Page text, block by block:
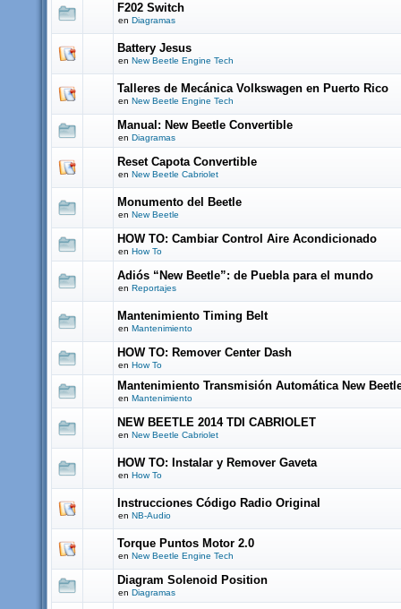
F202 Switch
en Diagramas
Battery Jesus
en New Beetle Engine Tech
Talleres de Mecánica Volkswagen en Puerto Rico
en New Beetle Engine Tech
Manual: New Beetle Convertible
en Diagramas
Reset Capota Convertible
en New Beetle Cabriolet
Monumento del Beetle
en New Beetle
HOW TO: Cambiar Control Aire Acondicionado
en How To
Adiós “New Beetle”: de Puebla para el mundo
en Reportajes
Mantenimiento Timing Belt
en Mantenimiento
HOW TO: Remover Center Dash
en How To
Mantenimiento Transmisión Automática New
en Mantenimiento
NEW BEETLE 2014 TDI CABRIOLET
en New Beetle Cabriolet
HOW TO: Instalar y Remover Gaveta
en How To
Instrucciones Código Radio Original
en NB-Audio
Torque Puntos Motor 2.0
en New Beetle Engine Tech
Diagram Solenoid Position
en Diagramas